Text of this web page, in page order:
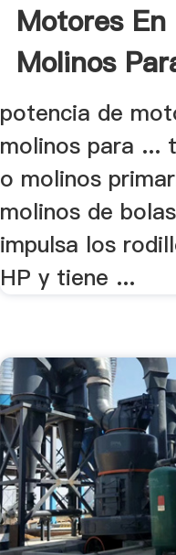
Motores En
Molinos
Minerales
potencia de
molinos para ...
o molinos
molinos de
impulsa los
HP y tiene ...